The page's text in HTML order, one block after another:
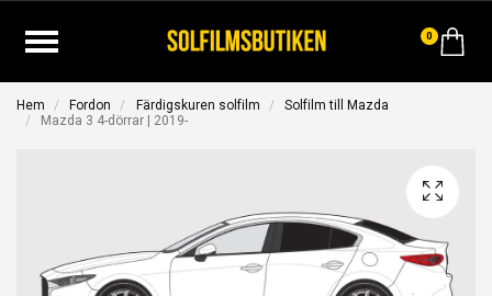
0
Hem Fordon Färdigskuren solfilm
Solfilm till Mazda
Mazda 3 4-dörrar | 2019-